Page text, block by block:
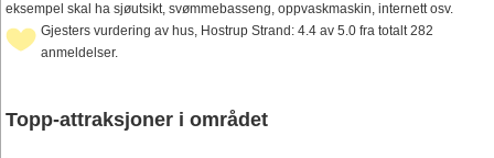
eksempel skal ha sjøutsikt, svømmebasseng, oppvaskmaskin, internett osv.
Gjesters vurdering av hus, Hostrup Strand: 4.4 av 5.0 fra totalt 282
anmeldelser.
Topp-attraksjoner i området